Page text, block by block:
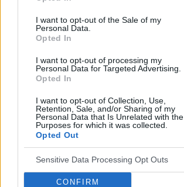
I want to opt-out of the Sale of my
Personal Data.
Opted In
I want to opt-out of processing my
Personal Data for Targeted Advertising.
Opted In
I want to opt-out of Collection, Use,
Retention, Sale, and/or Sharing of my
Personal Data that Is Unrelated with the
Purposes for which it was collected.
Opted Out
Sensitive Data Processing Opt Outs
CONFIRM
POWIĄZANE
Tematy miesiączka
ciąża test ciążowy okres